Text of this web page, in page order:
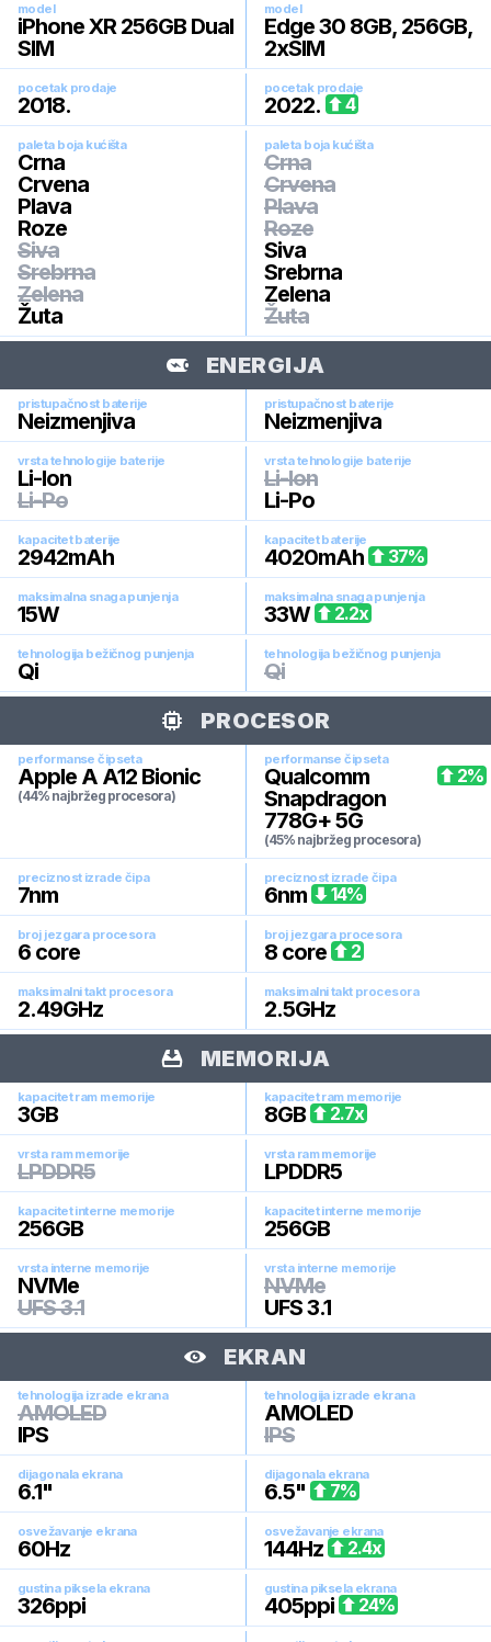
model
iPhone XR 256GB Dual
SIM
model
Edge 30 8GB, 256GB,
2xSIM
pocetak prodaje
2018.
pocetak prodaje
2022. 4
paleta boja kućišta
Crna
Crvena
Plava
Roze
Siva
Srebrna
Zelena
Žuta
paleta boja kućišta
Crna
Crvena
Plava
Roze
Siva
Srebrna
Zelena
Žuta
ENERGIJA
pristupačnost baterije
Neizmenjiva
pristupačnost baterije
Neizmenjiva
vrsta tehnologije baterije
Li-Ion
Li-Po
vrsta tehnologije baterije
Li-Ion
Li-Po
kapacitet baterije
2942mAh
kapacitet baterije
4020mAh 37%
maksimalna snaga punjenja
15W
maksimalna snaga punjenja
33W 2.2x
tehnologija bežičnog punjenja
Qi
tehnologija bežičnog punjenja
Qi
PROCESOR
performanse čipseta
Apple A A12 Bionic
(44% najbržeg procesora)
performanse čipseta
Qualcomm
Snapdragon
778G+ 5G
(45% najbržeg procesora)
2%
preciznost izrade čipa
7nm
preciznost izrade čipa
6nm 14%
broj jezgara procesora
6 core
broj jezgara procesora
8 core 2
maksimalni takt procesora
2.49GHz
maksimalni takt procesora
2.5GHz
MEMORIJA
kapacitet ram memorije
3GB
kapacitet ram memorije
8GB 2.7x
vrsta ram memorije
LPDDR5
vrsta ram memorije
LPDDR5
kapacitet interne memorije
256GB
kapacitet interne memorije
256GB
vrsta interne memorije
NVMe
UFS 3.1
vrsta interne memorije
NVMe
UFS 3.1
EKRAN
tehnologija izrade ekrana
AMOLED
IPS
tehnologija izrade ekrana
AMOLED
IPS
dijagonala ekrana
6.1"
dijagonala ekrana
6.5" 7%
osvežavanje ekrana
60Hz
osvežavanje ekrana
144Hz 2.4x
gustina piksela ekrana
326ppi
gustina piksela ekrana
405ppi 24%